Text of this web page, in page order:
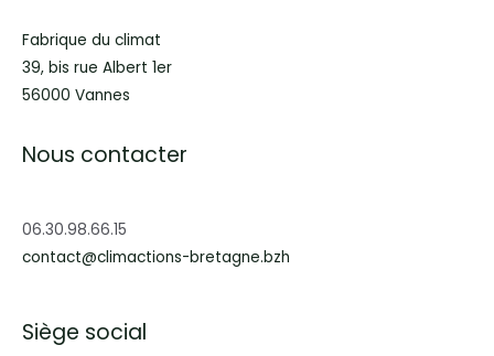
Fabrique du climat
39, bis rue Albert 1er
56000 Vannes
Nous contacter
06.30.98.66.15
contact@climactions-bretagne.bzh
Siège social